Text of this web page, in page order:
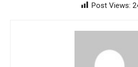
Post Views: